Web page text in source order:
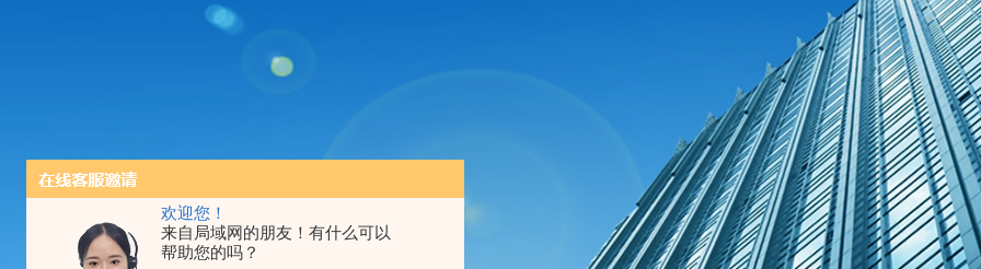
欢迎您！
来自局域网的朋友！有什么可以
帮助您的吗？